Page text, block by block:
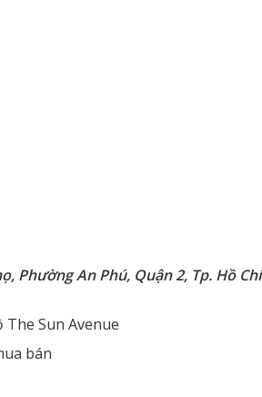
Phường An Phú, Quận 2, Tp. Hồ Chí
The Sun Avenue
bán